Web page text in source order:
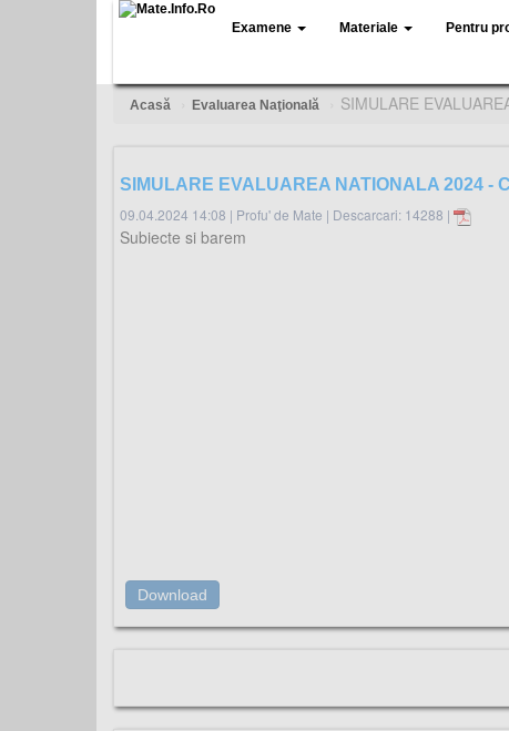
Examene Materiale Pentru
Acasă Evaluarea Naţională SIMULARE
SIMULARE EVALUAREA NATIONALA 2024 -
09.04.2024 14:08 | Profu' de Mate | Descarcari: 14288 |
Subiecte si barem
Download